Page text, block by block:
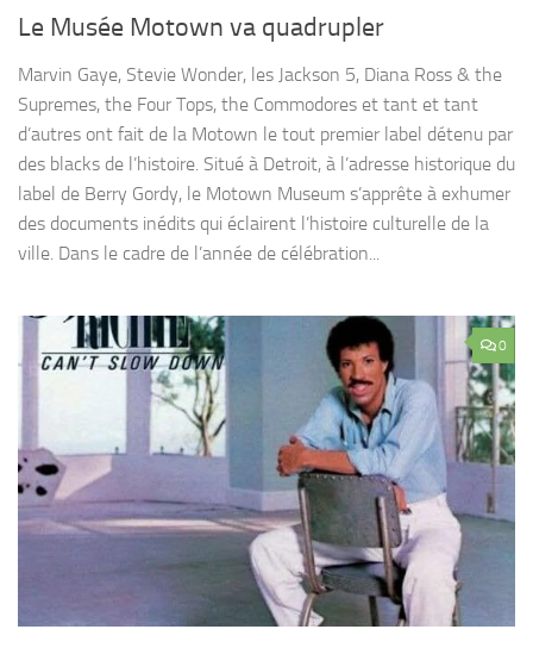
Le Musée Motown va quadrupler
Marvin Gaye, Stevie Wonder, les Jackson 5, Diana Ross & the
Supremes, the Four Tops, the Commodores et tant et tant
d’autres ont fait de la Motown le tout premier label détenu par
des blacks de l’histoire. Situé à Detroit, à l’adresse historique du
label de Berry Gordy, le Motown Museum s’apprête à exhumer
des documents inédits qui éclairent l’histoire culturelle de la
ville. Dans le cadre de l’année de célébration...
0